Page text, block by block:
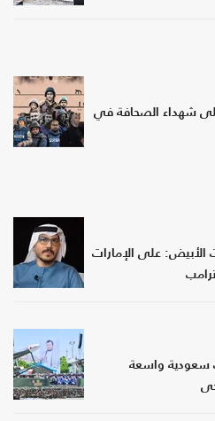
على شهداء الصحافة في
الأبيض: على الإمارات
سعودية واسعة